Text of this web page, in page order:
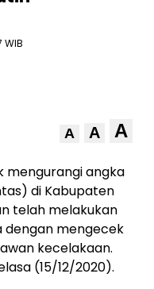
WIB
A A A
mengurangi angka
di Kabupaten
telah melakukan
dengan mengecek
kecelakaan.
(15/12/2020).